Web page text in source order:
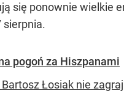
się ponownie wielkie
sierpnia.
pogoń za Hiszpanami
Bartosz Łosiak nie